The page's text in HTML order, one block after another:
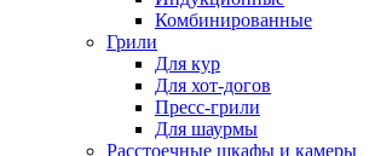
Комбинированные
Грили
Для кур
Для хот-догов
Пресс-грили
Для шаурмы
Расстоечные шкафы и камеры